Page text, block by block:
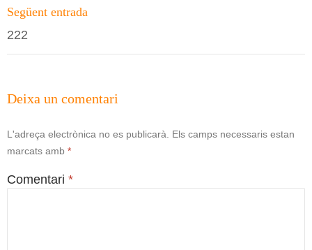
entrades
Següent entrada
222
Deixa un comentari
L'adreça electrònica no es publicarà. Els camps necessaris estan
marcats amb *
Comentari *